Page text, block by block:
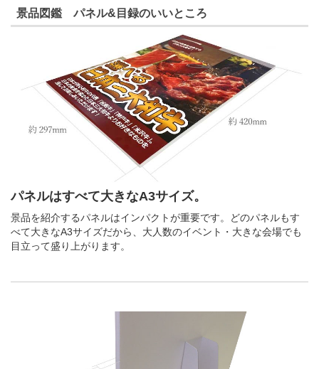
景品図鑑 パネル&目録のいいところ
パネルはすべて大きなA3サイズ。
景品を紹介するパネルはインパクトが重要です。どのパネルもす
べて大きなA3サイズだから、大人数のイベント・大きな会場でも
目立って盛り上がります。